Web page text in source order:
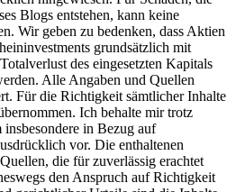
Blogs entstehen, kann keine
Wir geben zu bedenken, dass Aktien
grundsätzlich mit
des eingesetzten Kapitals
Alle Angaben und Quellen
Für die Richtigkeit sämtlicher Inhalte
Ich behalte mir trotz
in Bezug auf
vor. Die enthaltenen
die für zuverlässig erachtet
den Anspruch auf Richtigkeit